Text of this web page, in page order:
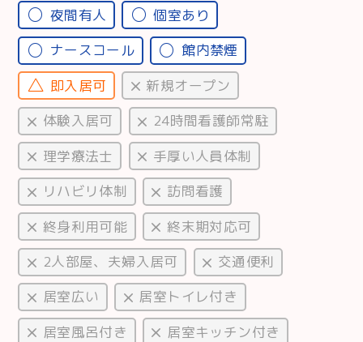
夜間有人
個室あり
ナースコール
館内禁煙
即入居可
新規オープン
体験入居可
24時間看護師常駐
理学療法士
手厚い人員体制
リハビリ体制
訪問看護
終身利用可能
終末期対応可
2人部屋、夫婦入居可
交通便利
居室広い
居室トイレ付き
居室風呂付き
居室キッチン付き